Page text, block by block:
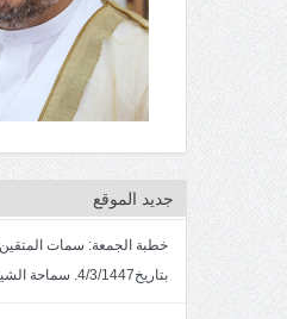
جديد الموقع
بتاريخ4/3/1447. سماحة الشيخ مصطفى المرهون